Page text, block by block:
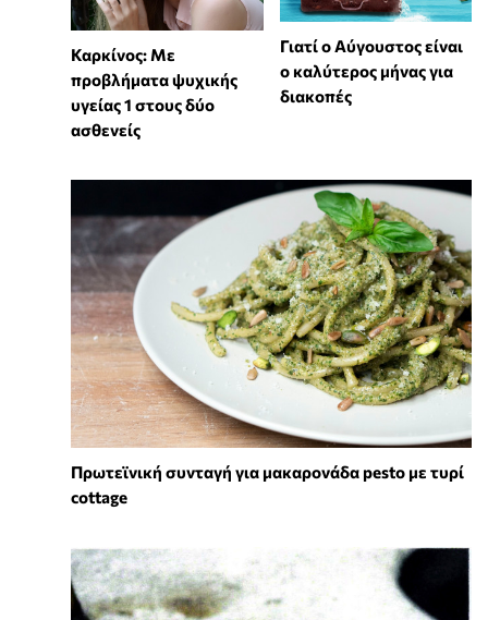
Καρκίνος: Με
προβλήματα ψυχικής
υγείας 1 στους δύο
ασθενείς
Γιατί ο Αύγουστος είναι
ο καλύτερος μήνας για
διακοπές
Πρωτεϊνική συνταγή για μακαρονάδα pesto με τυρί
cottage